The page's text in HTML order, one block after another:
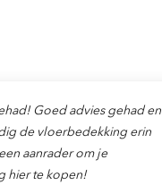
Goed advies gehad en
de vloerbedekking erin
aanrader om je
hier te kopen!